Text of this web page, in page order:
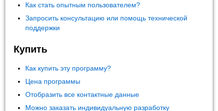
Как стать опытным пользователем?
Запросить консультацию или помощь технической
поддержки
Купить
Как купить эту программу?
Цена программы
Отобразить все контактные данные
Можно заказать индивидуальную разработку